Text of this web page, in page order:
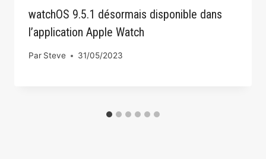
watchOS 9.5.1 désormais disponible dans
l’application Apple Watch
Par Steve 31/05/2023